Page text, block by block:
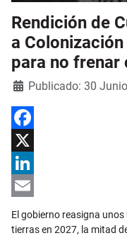
Rendición de
a
para no frenar
DetallesPublicado: 30
Facebook
X
LinkedIn
Email
El gobierno reasigna
tierras en 2027, la mitad